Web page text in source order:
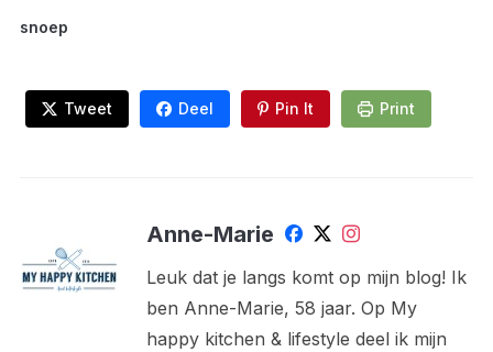
snoep
Tweet Deel Pin It Print
Anne-Marie
Leuk dat je langs komt op mijn blog! Ik
ben Anne-Marie, 58 jaar. Op My
happy kitchen & lifestyle deel ik mijn